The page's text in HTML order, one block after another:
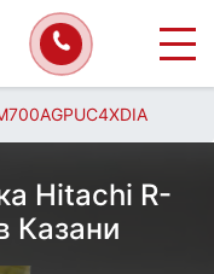
Hitachi R-
Казани